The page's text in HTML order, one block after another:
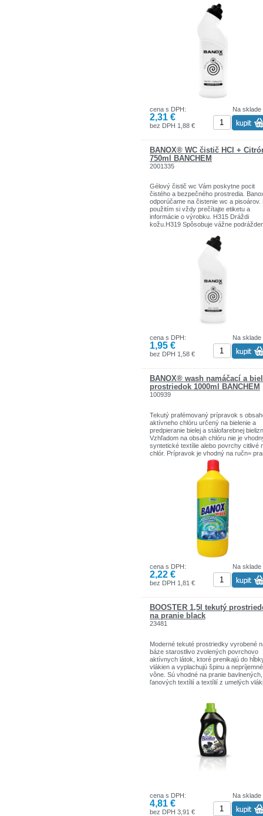
Na sklade
cena s DPH:
2,31 €
bez DPH 1,88 €
BANOX® WC čistič HCl +
750ml BANCHEM
2001335
Gélový čistič wc Vám poskytne pocit
čistého a bezpečného prostredia.
odporúčame na čistenie wc a pisoárov.
použitím si vždy prečítajte etiketu a
informácie o výrobku. H315 Dráždi
kožu.H319 Spôsobuje vážne
Na sklade
cena s DPH:
1,95 €
bez DPH 1,58 €
BANOX® wash namáčací a
prostriedok 1000ml BANCHEM
100939
Tekutý prafémovaný prípravok s
aktívneho chlóru určený na bielenie a
predpieranie bielej a stálofarebnej
Vzhľadom na obsah chlóru nie je
syntetické textílie alebo povrchy citlivé
chlór. Prípravok je vhodný na ručn=
aj do automatických práčok. Prípravok
určený pre bežného užívateľa a pre
profesionálne použitie.
Na sklade
cena s DPH:
2,22 €
bez DPH 1,81 €
BOOSTER 1,5l tekutý
na pranie black
23481
Moderné tekuté prostriedky vyrobené
báze starostlivo zvolených povrchovo
aktívnych látok, ktoré prenikajú do
vlákien a vyplachujú špinu a nepríjemné
vône. Sú vhodné na pranie bavlnených,
ľanových textílií a textílií z umelých
Obsahujú aniónové a neiónové
aktívne látky s vysokou pracou
schopnosťou, čo značne uľahčuje
odstránenie špiny tak organického ako
neorganického pôvodu. Vďaka obsahu
kokosového mydla sú jemné k
a nedráždia ju, nespôsobujú alergie.
Prídavné látky, obsiahnuté v tekutých
ochranne na textílie a ich farby.
Uskutočnené skúšky potvrdili absenciu
alergizujúceho účinku prípravkov u
Na sklade
cena s DPH:
4,81 €
bez DPH 3,91 €